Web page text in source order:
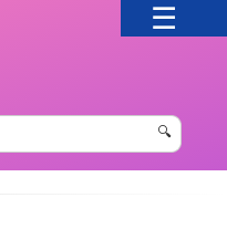
🔍